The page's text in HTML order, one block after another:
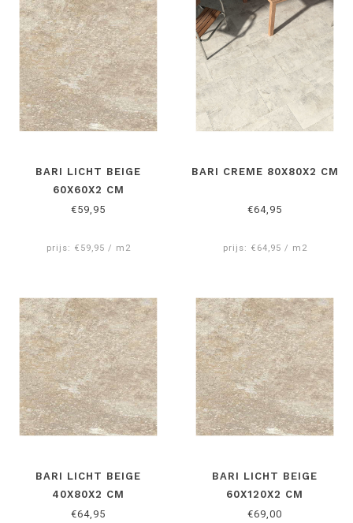
BARI LICHT BEIGE
60X60X2 CM
€59,95
prijs: €59,95 / m2
BARI CREME 80X80X2 CM
€64,95
prijs: €64,95 / m2
BARI LICHT BEIGE
40X80X2 CM
€64,95
BARI LICHT BEIGE
60X120X2 CM
€69,00